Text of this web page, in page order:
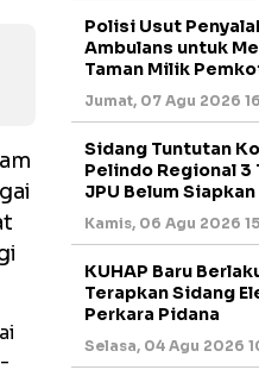
Polisi Usut
Ambulans untuk
Taman Milik
Jumat, 07 Agu 2026
Sidang Tuntutan
Pelindo Regional 3
JPU Belum
Kamis, 06 Agu 2026
KUHAP Baru
Terapkan Sidang
Perkara Pidana
Selasa, 04 Agu 2026